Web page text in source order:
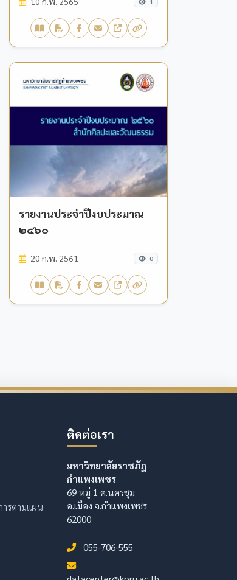
รายงานประจำปีงบประมาณ
๒๕๖๐
20 ก.พ. 2561 0
ารตามแผน
ติดต่อเรา
มหาวิทยาลัยราชภัฏ
กำแพงเพชร
69 หมู่ 1 ต.นครชุม
อ.เมือง จ.กำแพงเพชร
62000
055-706-555